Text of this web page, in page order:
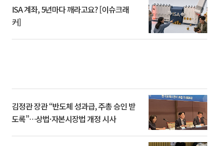
ISA 계좌, 5년마다 깨라고요? [이슈크래
커]
김정관 장관 “반도체 성과급, 주총 승인 받
도록”…상법·자본시장법 개정 시사